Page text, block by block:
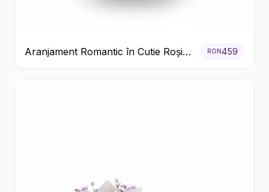
Aranjament Romantic în Cutie Roșie
cu Trandafiri și Crizanteme
RON 459